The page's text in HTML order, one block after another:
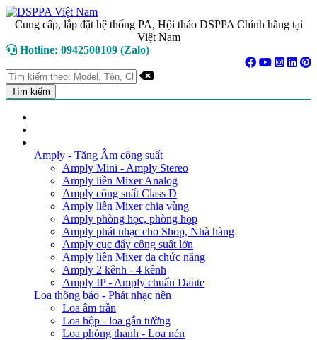
Cung cấp, lắp đặt hệ thống PA, Hội thảo DSPPA Chính hãng tại
Việt Nam
Hotline: 0942500109 (Zalo)
Amply - Tăng Âm công suất
Amply Mini - Amply Stereo
Amply liền Mixer Analog
Amply công suất Class D
Amply liền Mixer chia vùng
Amply phòng học, phòng họp
Amply phát nhạc cho Shop, Nhà hàng
Amply cục đẩy công suất lớn
Amply liền Mixer đa chức năng
Amply 2 kênh - 4 kênh
Amply IP - Amply chuẩn Dante
Loa thông báo - Phát nhạc nền
Loa âm trần
Loa hộp - loa gắn tường
Loa phóng thanh - Loa nén